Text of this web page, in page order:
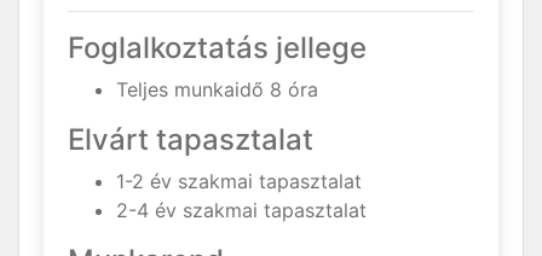
Foglalkoztatás jellege
Teljes munkaidő 8 óra
Elvárt tapasztalat
1-2 év szakmai tapasztalat
2-4 év szakmai tapasztalat